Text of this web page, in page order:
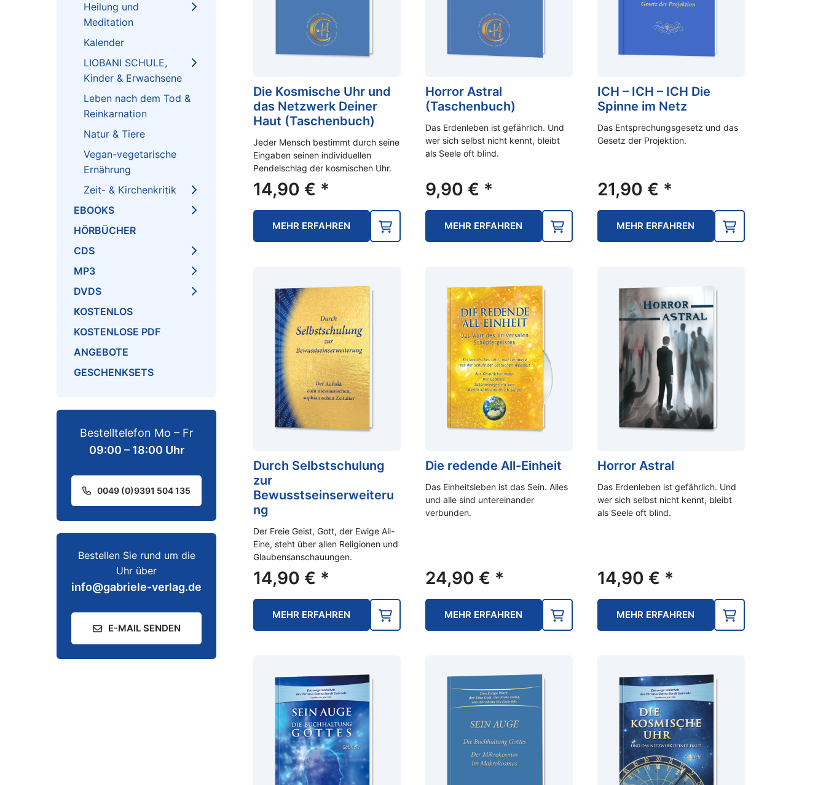
Die Kosmische Uhr und
das Netzwerk Deiner
Haut (Taschenbuch)
Jeder Mensch bestimmt durch seine
Eingaben seinen individuellen
Pendelschlag der kosmischen Uhr.
14,90 € *
MEHR ERFAHREN
Horror Astral
(Taschenbuch)
Das Erdenleben ist gefährlich. Und
wer sich selbst nicht kennt, bleibt
als Seele oft blind.
9,90 € *
MEHR ERFAHREN
ICH – ICH – ICH Die
Spinne im Netz
Das Entsprechungsgesetz und das
Gesetz der Projektion.
21,90 € *
MEHR ERFAHREN
Durch Selbstschulung
zur
Bewusstseinserweiteru
ng
Der Freie Geist, Gott, der Ewige All-
Eine, steht über allen Religionen und
Glaubensanschauungen.
14,90 € *
MEHR ERFAHREN
Die redende All-Einheit
Das Einheitsleben ist das Sein. Alles
und alle sind untereinander
verbunden.
24,90 € *
MEHR ERFAHREN
Horror Astral
Das Erdenleben ist gefährlich. Und
wer sich selbst nicht kennt, bleibt
als Seele oft blind.
14,90 € *
MEHR ERFAHREN
Heilung und
Meditation
Kalender
LIOBANI SCHULE,
Kinder & Erwachsene
Leben nach dem Tod &
Reinkarnation
Natur & Tiere
Vegan-vegetarische
Ernährung
Zeit- & Kirchenkritik
EBOOKS
HÖRBÜCHER
CDS
MP3
DVDS
KOSTENLOS
KOSTENLOSE PDF
ANGEBOTE
GESCHENKSETS
Bestelltelefon Mo – Fr
09:00 – 18:00 Uhr
0049 (0)9391 504 135
Bestellen Sie rund um die
Uhr über
info@gabriele-verlag.de
E-MAIL SENDEN